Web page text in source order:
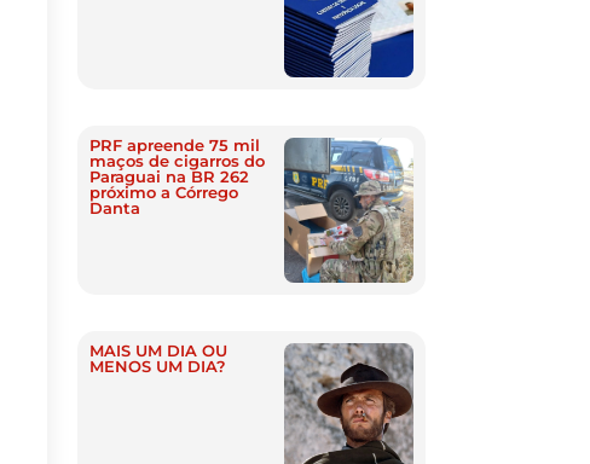
PRF apreende 75 mil
maços de cigarros do
Paraguai na BR 262
próximo a Córrego
Danta
MAIS UM DIA OU
MENOS UM DIA?